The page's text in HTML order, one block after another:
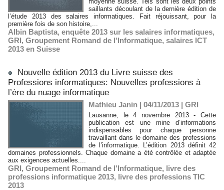
saillants découlant de la dernière édition de
l’étude 2013 des salaires informatiques. Fait réjouissant, pour la
première fois de son histoire,...
Albin Baptista, enquête 2013 sur les salaires informatiques,
GRI, Groupement Romand de l'Informatique, salaires ICT
2013 en Suisse
Nouvelle édition 2013 du Livre suisse des
Professions informatiques: Nouvelles professions à
l’ère du nuage informatique
Mathieu Janin | 04/11/2013 | GRI
Lausanne, le 4 novembre 2013 - Cette
publication est une mine d’informations
indispensables pour chaque personne
travaillant dans le domaine des professions
de l’informatique. L’édition 2013 définit 42
domaines professionnels. Chaque domaine a été contrôlée et adaptée
aux exigences actuelles....
GRI, Groupement Romand de l'Informatique, livre des
professions informatique 2013, livre des professions TIC
2013